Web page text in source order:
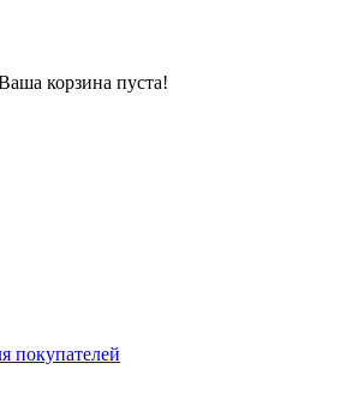
корзина пуста!
покупателей